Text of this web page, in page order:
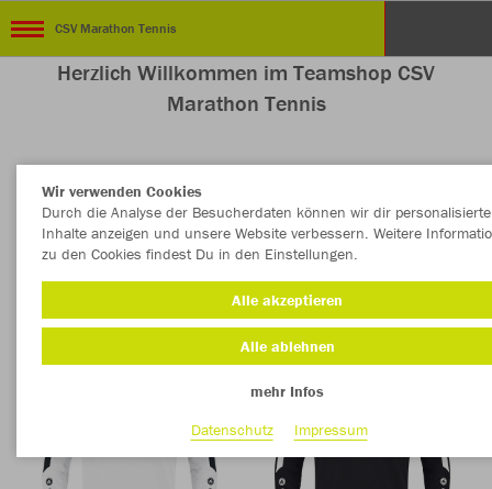
CSV Marathon Tennis
Herzlich Willkommen im Teamshop CSV
Marathon Tennis
Nachhaltig Farbe
Wir verwenden Cookies
Durch die Analyse der Besucherdaten können wir dir personalisierte
Inhalte anzeigen und unsere Website verbessern. Weitere
zu den Cookies findest Du in den Einstellungen.
Alle akzeptieren
Alle ablehnen
mehr Infos
Datenschutz
Impressum